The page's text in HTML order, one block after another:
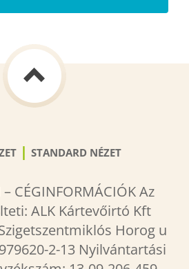
| STANDARD NÉZET
– CÉGINFORMÁCIÓK Az
ALK Kártevőirtó Kft
Horog u
2-13 Nyilvántartási